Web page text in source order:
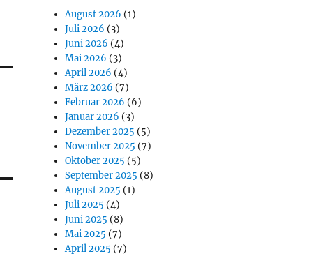
August 2026 (1)
Juli 2026 (3)
Juni 2026 (4)
Mai 2026 (3)
April 2026 (4)
März 2026 (7)
Februar 2026 (6)
Januar 2026 (3)
Dezember 2025 (5)
November 2025 (7)
Oktober 2025 (5)
September 2025 (8)
August 2025 (1)
Juli 2025 (4)
Juni 2025 (8)
Mai 2025 (7)
April 2025 (7)